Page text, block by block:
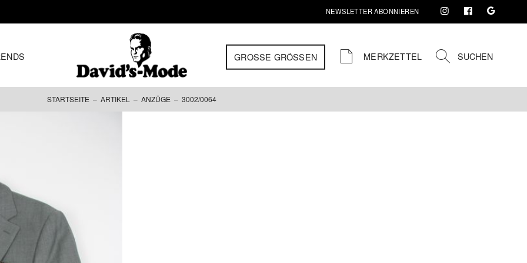
NEWSLETTER ABONNIEREN
GROSSE GRÖSSEN MERKZETTEL SUCHEN
STARTSEITE – ARTIKEL – ANZÜGE – 3002/0064